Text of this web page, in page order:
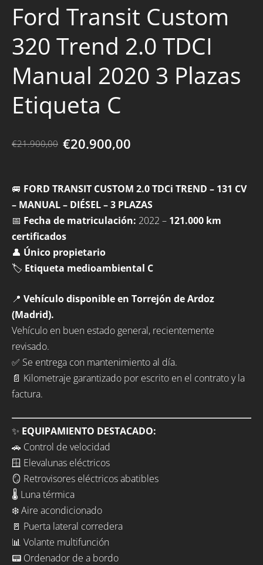
Ford Transit Custom
320 Trend 2.0 TDCI
Manual 2020 3 Plazas
Etiqueta C
€21.900,00 €20.900,00
🚐 FORD TRANSIT CUSTOM 2.0 TDCi TREND – 131 CV
– MANUAL – DIÉSEL – 3 PLAZAS
📅 Fecha de matriculación: 2022 – 121.000 km
certificados
👤 Único propietario
🏷️ Etiqueta medioambiental C
📍 Vehículo disponible en Torrejón de Ardoz
(Madrid).
Vehículo en buen estado general, recientemente
revisado.
✅ Se entrega con mantenimiento al día.
📄 Kilometraje garantizado por escrito en el contrato y la
factura.
✨ EQUIPAMIENTO DESTACADO:
🚗 Control de velocidad
🪟 Elevalunas eléctricos
🪞 Retrovisores eléctricos abatibles
🌡️ Luna térmica
❄️ Aire acondicionado
🚪 Puerta lateral corredera
📊 Volante multifunción
📟 Ordenador de a bordo